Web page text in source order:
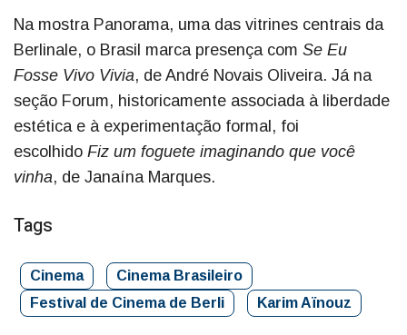
Na mostra Panorama, uma das vitrines centrais da
Berlinale, o Brasil marca presença com Se Eu
Fosse Vivo Vivia, de André Novais Oliveira. Já na
seção Forum, historicamente associada à liberdade
estética e à experimentação formal, foi
escolhido Fiz um foguete imaginando que você
vinha, de Janaína Marques.
Tags
Cinema
Cinema Brasileiro
Festival de Cinema de Berli
Karim Aïnouz